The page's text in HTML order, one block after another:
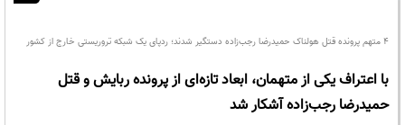
۴ متهم پرونده قتل هولناک حمیدرضا رجب‌زاده دستگیر شدند؛ ردپای یک شبکه تروریستی خارج از کشور
با اعتراف یکی از متهمان، ابعاد تازه‌ای از پرونده ربایش و قتل
حمیدرضا رجب‌زاده آشکار شد